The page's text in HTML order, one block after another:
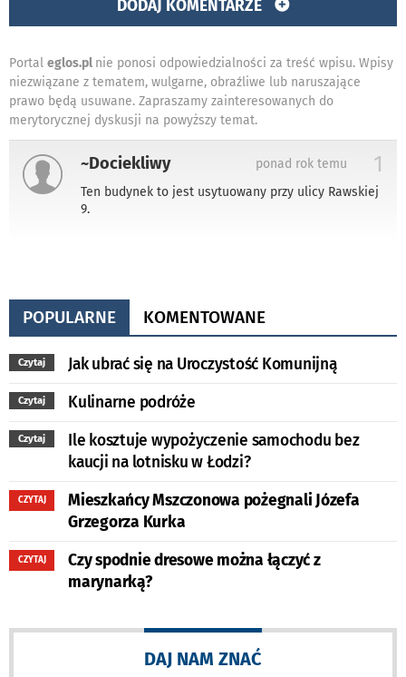
DODAJ KOMENTARZE
Portal eglos.pl nie ponosi odpowiedzialności za treść wpisu. Wpisy
niezwiązane z tematem, wulgarne, obraźliwe lub naruszające
prawo będą usuwane. Zapraszamy zainteresowanych do
merytorycznej dyskusji na powyższy temat.
~Dociekliwy 1
ponad rok temu
Ten budynek to jest usytuowany przy ulicy Rawskiej
9.
POPULARNE KOMENTOWANE
Czytaj Jak ubrać się na Uroczystość Komunijną
Czytaj Kulinarne podróże
Czytaj
Ile kosztuje wypożyczenie samochodu bez
kaucji na lotnisku w Łodzi?
CZYTAJ
Mieszkańcy Mszczonowa pożegnali Józefa
Grzegorza Kurka
CZYTAJ
Czy spodnie dresowe można łączyć z
marynarką?
DAJ NAM ZNAĆ